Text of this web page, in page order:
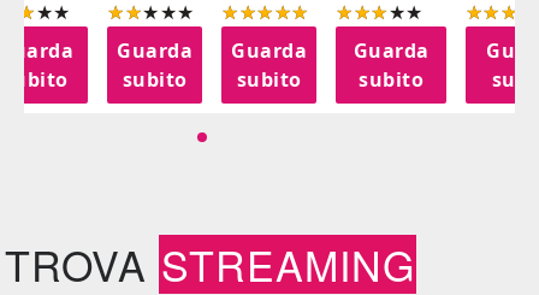
subito
Guarda
subito
Guarda
subito
Guarda
subito
TROVA STREAMING